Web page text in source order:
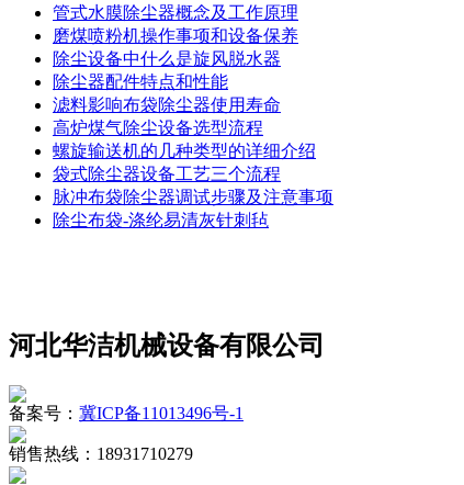
管式水膜除尘器概念及工作原理
磨煤喷粉机操作事项和设备保养
除尘设备中什么是旋风脱水器
除尘器配件特点和性能
滤料影响布袋除尘器使用寿命
高炉煤气除尘设备选型流程
螺旋输送机的几种类型的详细介绍
袋式除尘器设备工艺三个流程
脉冲布袋除尘器调试步骤及注意事项
除尘布袋-涤纶易清灰针刺毡
河北华洁机械设备有限公司
备案号： 冀ICP备11013496号-1
销售热线：18931710279